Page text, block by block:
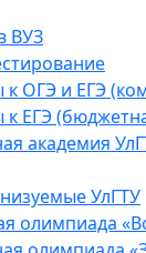
ВУЗ
ОГЭ и ЕГЭ
ЕГЭ
академия
УлГТУ
олимпиада